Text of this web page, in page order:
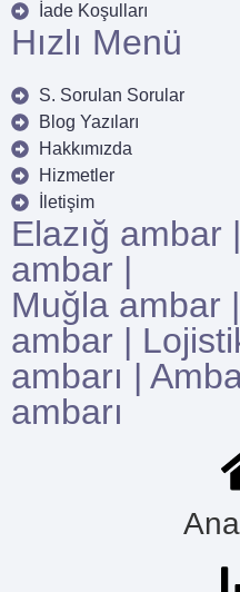
İade Koşulları
Hızlı Menü
S. Sorulan Sorular
Blog Yazıları
Hakkımızda
Hizmetler
İletişim
Elazığ ambar |
ambar |
Muğla ambar |
ambar |
ambarı |
ambarı